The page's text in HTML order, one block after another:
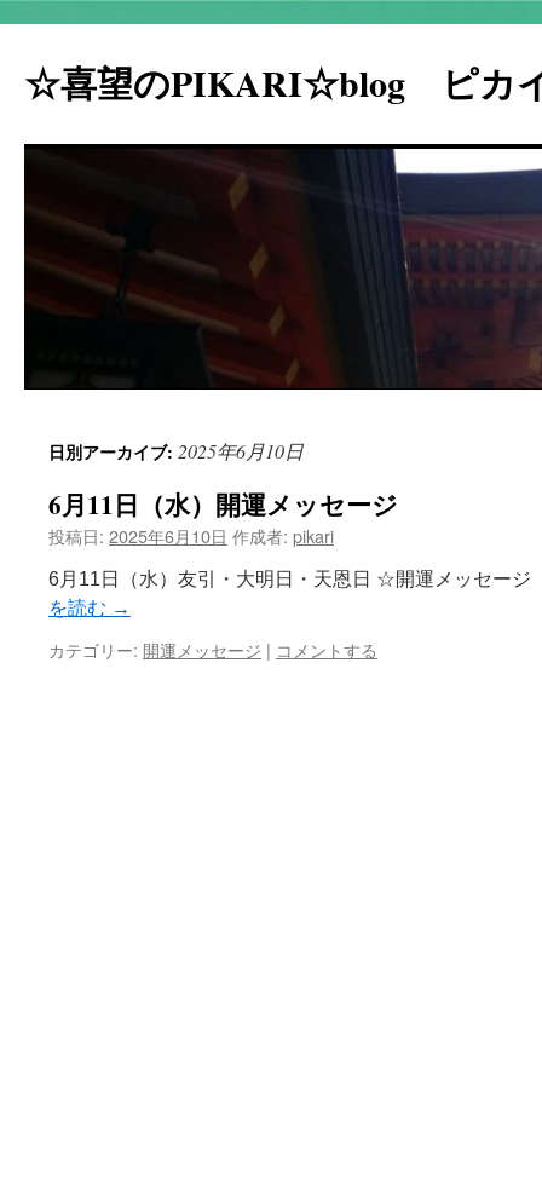
☆喜望のPIKARI☆blog ピ
ン
テ
ン
日別アーカイブ: 2025年6月10日
6月11日（水）開運メッセージ
投稿日: 2025年6月10日 作成者: pikari
6月11日（水）友引・大明日・天恩日 ☆開運メッセ
を読む →
カテゴリー: 開運メッセージ | コメントする